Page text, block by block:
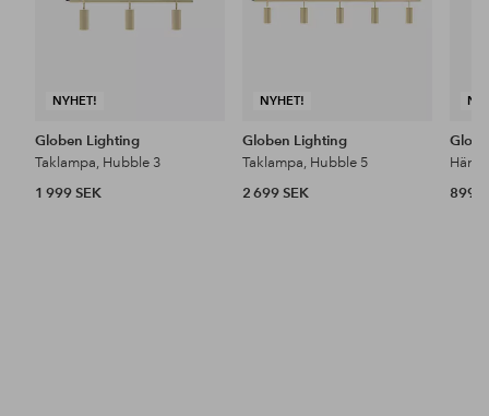
NYHET!
Globen Lighting
Taklampa, Hubble 3
1 999 SEK
NYHET!
Globen Lighting
Taklampa, Hubble 5
2 699 SEK
899